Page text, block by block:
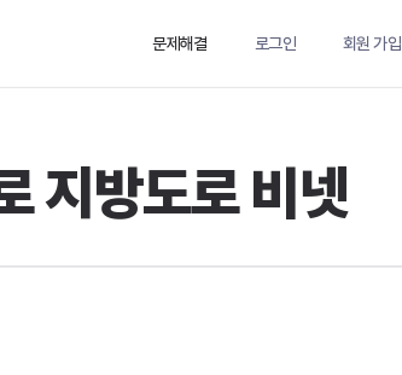
문제해결 로그인 회원 가입
지방도로 비넷